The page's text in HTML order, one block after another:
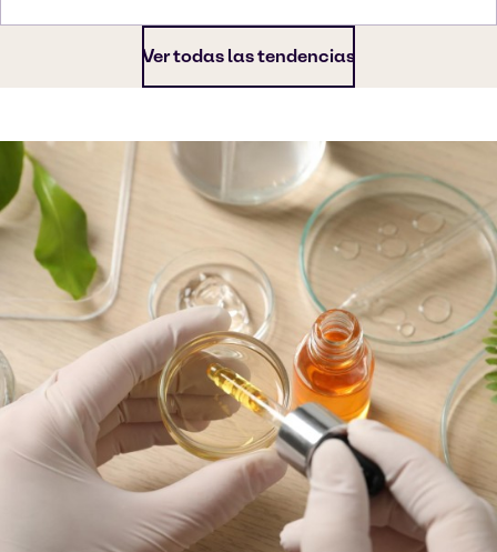
Ver todas las tendencias